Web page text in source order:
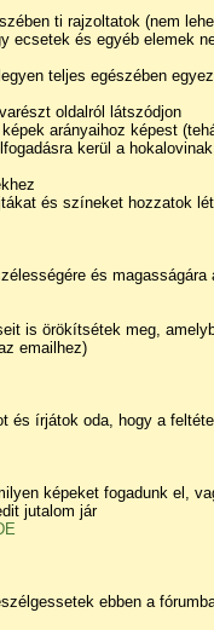
ti rajzoltatok (nem
és egyéb elemek
teljes egészében
oldalról látszódjon
arányaihoz képest
kerül a
és színeket hozzatok
és
is örökítsétek meg,
emailhez)
és írjátok oda, hogy a
képeket fogadunk el,
jutalom jár
ebben a